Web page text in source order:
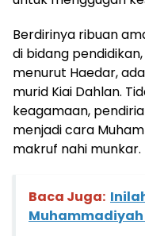
Berdirinya ribuan
di bidang
menurut Haedar,
murid Kiai Dahlan.
keagamaan,
menjadi cara
makruf nahi munkar.
Baca Juga: